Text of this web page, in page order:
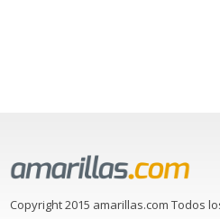
Copyright 2015 amarillas.com Todos